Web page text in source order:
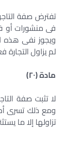
تفترض صفة
فى منشورات أو
ويجوز نفى هذه
لم يزاول التجارة
مادة (٢٠)
لا تثبت صفة
ومع ذلك تسرى
تزاولها إلا ما